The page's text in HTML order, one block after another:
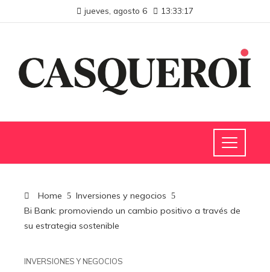
jueves, agosto 6 13:33:18
Home
Inversiones y negocios
Bi Bank: promoviendo un cambio positivo a través de
su estrategia sostenible
INVERSIONES Y NEGOCIOS